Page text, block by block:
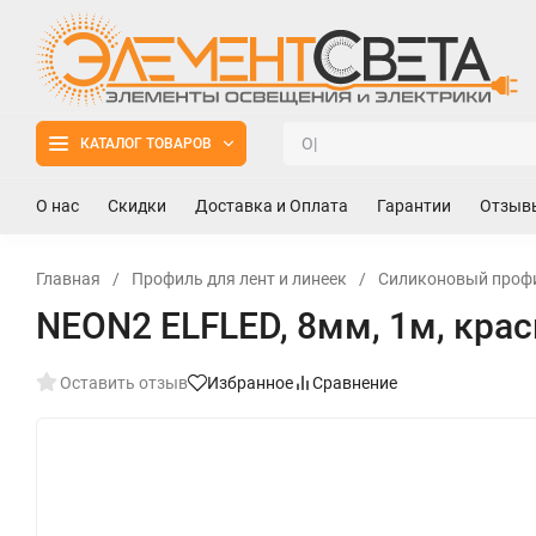
КАТАЛОГ ТОВАРОВ
О нас Скидки Доставка и Оплата Гарантии
Главная / Профиль для лент и линеек / Силиконовый
NEON2 ELFLED, 8мм, 1м,
Оставить отзыв Избранное Сравнение